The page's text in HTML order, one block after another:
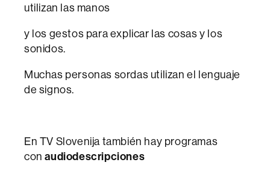
utilizan las manos
y los gestos para explicar las cosas y los
sonidos.
Muchas personas sordas utilizan el lenguaje
de signos.
En TV Slovenija también hay programas
con audiodescripciones